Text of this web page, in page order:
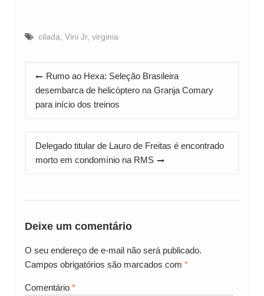
cilada Vini Jr, virginia
Navegação
de
Post
Rumo ao Hexa: Seleção Brasileira
desembarca de helicóptero na Granja Comary
para início dos treinos
Delegado titular de Lauro de Freitas é encontrado
morto em condomínio na RMS
Deixe um comentário
O seu endereço de e-mail não será publicado.
Campos obrigatórios são marcados com *
Comentário *